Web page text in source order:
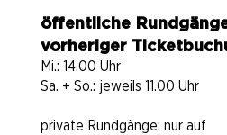
öffentliche
vorheriger
Mi.: 14.00 Uhr
Sa. + So.: jeweils 11.00 Uhr
private Rundgänge: nur auf